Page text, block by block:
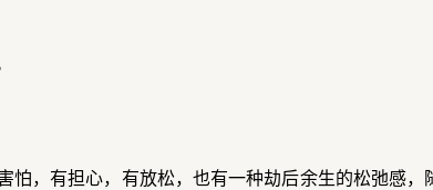
怕，有担心，有放松，也有一种劫后余生的松弛感